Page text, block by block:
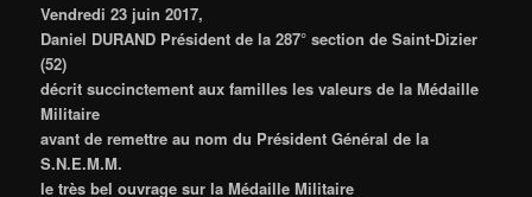
Vendredi 23 juin 2017,
Daniel DURAND Président de la 287° section de Saint-Dizier
(52)
décrit succinctement aux familles les valeurs de la Médaille
Militaire
avant de remettre au nom du Président Général de la
S.N.E.M.M.
le très bel ouvrage sur la Médaille Militaire